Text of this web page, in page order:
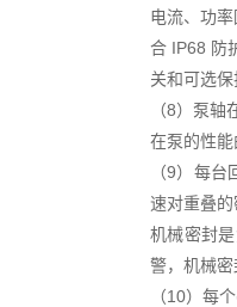
电流、功
合 IP68 防
关和可选
（8）泵
在泵的性
（9）每
速对重叠
机械密封
警，机械
（10）每